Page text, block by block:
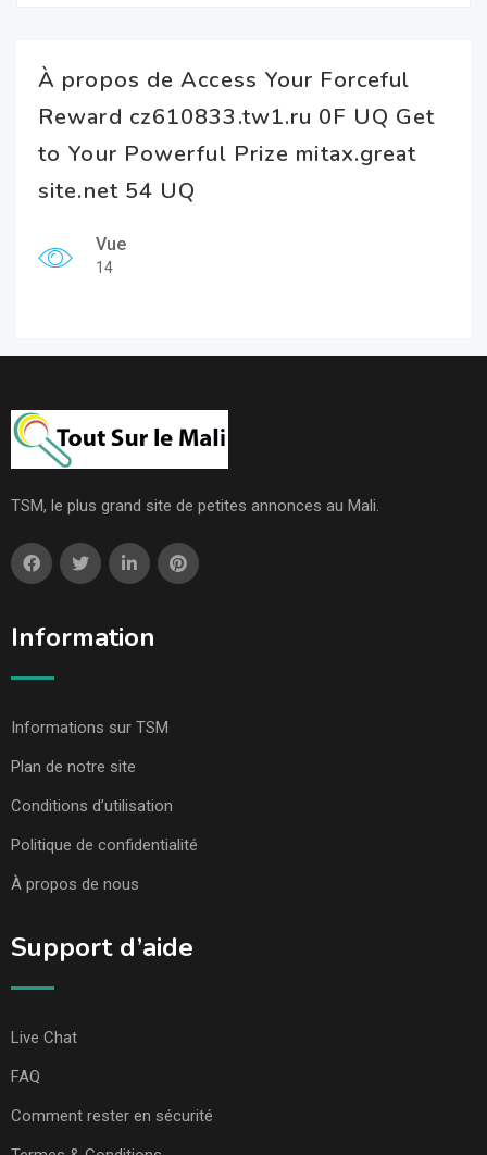
À propos de Access Your Forceful
Reward cz610833.tw1.ru 0F UQ Get
to Your Powerful Prize mitax.great
site.net 54 UQ
Vue
14
TSM, le plus grand site de petites annonces au Mali.
Information
Informations sur TSM
Plan de notre site
Conditions d’utilisation
Politique de confidentialité
À propos de nous
Support d’aide
Live Chat
FAQ
Comment rester en sécurité